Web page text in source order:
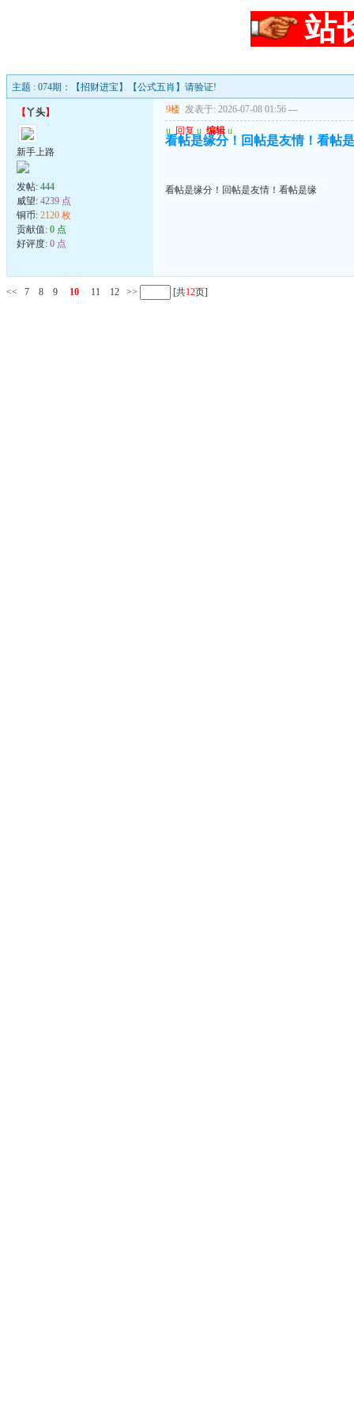
站
主题 : 074期：【招财进宝】【公式五肖】请验证!
【丫头】
新手上路
发帖: 444
威望: 4239 点
铜币: 2120 枚
贡献值: 0 点
好评度: 0 点
9楼 发表于: 2026-07-08 01:56 ---
u 回复 u 编辑 u
看帖是缘分！回帖是友情！看帖
看帖是缘分！回帖是友情！看帖是缘
<< 7 8 9 10 11 12 >> [共12页]